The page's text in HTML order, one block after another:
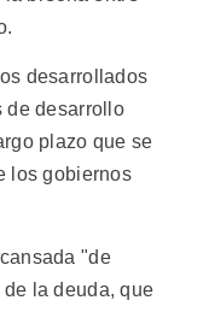
desarrollados
de desarrollo
plazo que se
los gobiernos
"de
la deuda, que